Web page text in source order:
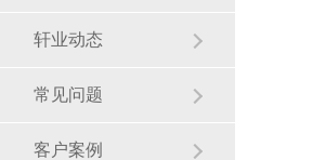
轩业动态
常见问题
客户案例